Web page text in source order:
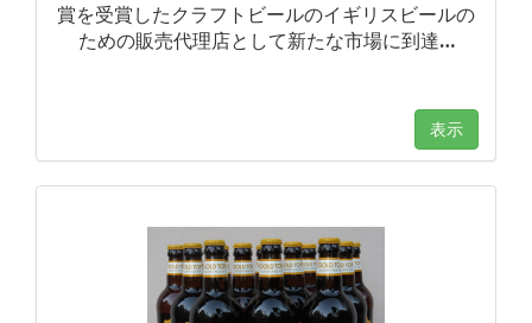
賞を受賞したクラフトビールのイギリスビールの
ための販売代理店として新たな市場に到達…
表示